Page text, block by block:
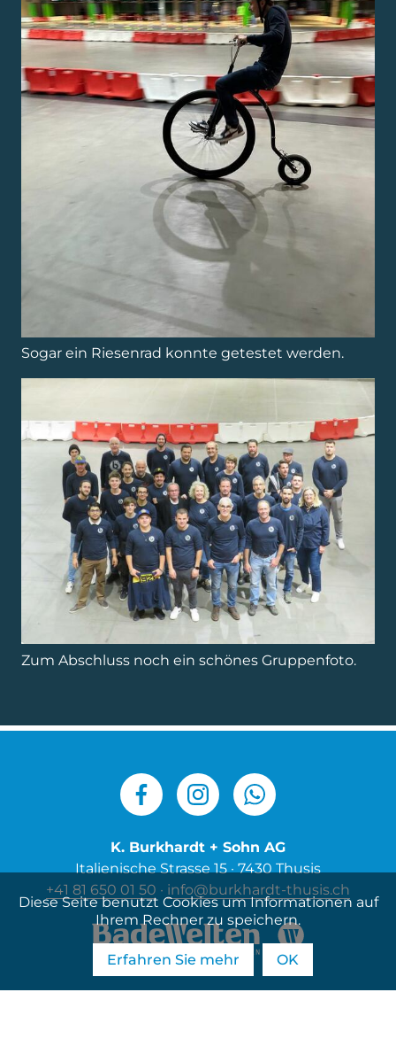
K. Burkhardt + Sohn AG
Italienische Strasse 15 · 7430 Thusis
+41 81 650 01 50 · info@burkhardt-thusis.ch
Diese Seite benutzt Cookies um Informationen auf
Ihrem Rechner zu speichern.
Erfahren Sie mehr OK